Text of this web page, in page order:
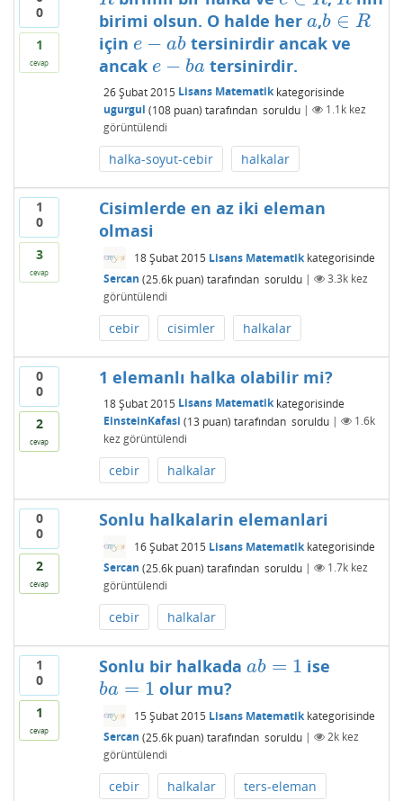
0
1
cevap
birimi olsun. O halde her a
a,b ∈ R
b ∈R
için e − ab
e−ab
tersinirdir ancak ve
ancak e − ba
e−ba tersinirdir.
26 Şubat 2015 Lisans Matematikkategorisinde
ugurgul (108puan) tarafından soruldu | 1.1kkez
görüntülendi
halka-soyut-cebir halkalar
1
0
3
cevap
Cisimlerde en az iki eleman
olmasi
18 Şubat 2015 Lisans Matematikkategorisinde
Sercan (25.6kpuan) tarafından soruldu | 3.3kkez
görüntülendi
cebir cisimler halkalar
0
0
2
cevap
1 elemanlı halka olabilir mi?
18 Şubat 2015 Lisans Matematikkategorisinde
EinsteinKafasi (13 puan) tarafından soruldu |
1.6k
kez görüntülendi
cebir halkalar
0
0
2
cevap
Sonlu halkalarin elemanlari
16 Şubat 2015 Lisans Matematikkategorisinde
Sercan (25.6kpuan) tarafından soruldu | 1.7kkez
görüntülendi
cebir halkalar
1
0
1
cevap
Sonlu bir halkada ab = 1
ab=1 ise
ba = 1
ba=1 olur mu?
15 Şubat 2015 Lisans Matematikkategorisinde
Sercan (25.6kpuan) tarafından soruldu | 2kkez
görüntülendi
cebir halkalar ters-eleman